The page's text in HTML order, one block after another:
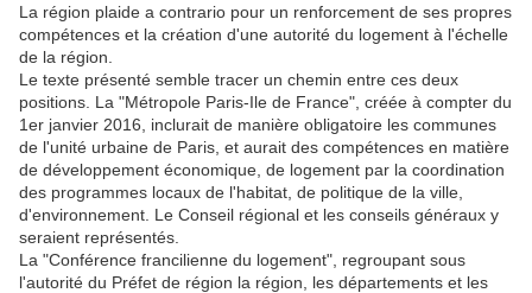
La région plaide a contrario pour un renforcement de ses propres
compétences et la création d'une autorité du logement à l'échelle
de la région.
Le texte présenté semble tracer un chemin entre ces deux
positions. La "Métropole Paris-Ile de France", créée à compter du
1er janvier 2016, inclurait de manière obligatoire les communes
de l'unité urbaine de Paris, et aurait des compétences en matière
de développement économique, de logement par la coordination
des programmes locaux de l'habitat, de politique de la ville,
d'environnement. Le Conseil régional et les conseils généraux y
seraient représentés.
La "Conférence francilienne du logement", regroupant sous
l'autorité du Préfet de région la région, les départements et les